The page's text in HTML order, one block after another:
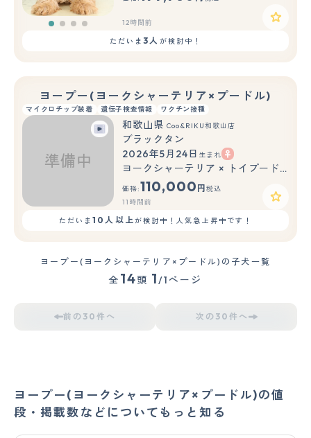
12時間前
ただいま3人 が検討中！
ヨープー(ヨークシャーテリア×プードル)
マイクロチップ装着 遺伝子検査情報 ワクチン接種
和歌山県 Coo&RIKU和歌山店
ブラックタン
2026年5月24日 生まれ
ヨークシャーテリア × トイプードル(トイ)
価格:110,000 円 税込
11時間前
ただいま10人以上が検討中！人気急上昇中です！
ヨープー(ヨークシャーテリア×プードル)の子犬一覧
全 14頭 1/1ページ
前の30件へ 次の30件へ
ヨープー(ヨークシャーテリア×プードル)の値
段・掲載数などについてもっと知る